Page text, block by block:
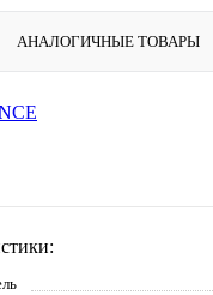
АНАЛОГИЧНЫЕ ТОВАРЫ